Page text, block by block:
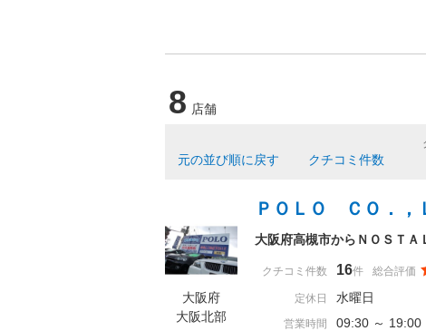
8 店舗
元の並び順に戻す クチコミ件数
大阪府
大阪北部
ＰＯＬＯ ＣＯ．，
大阪府高槻市からＮＯＳＴＡ
クチコミ件数 16件 総合評価
定休日 水曜日
営業時間 09:30 ～